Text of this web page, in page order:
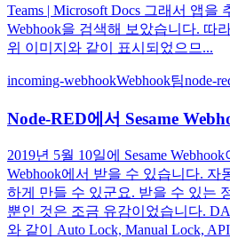
Teams | Microsoft Docs 그래서 앱을
Webhook을 검색해 보았습니다. 따
위 이미지와 같이 표시되었으므...
incoming-webhookWebhook팀node-
Node-RED에서 Sesame
2019년 5월 10일에 Sesame
Webhook에서 받을 수 있습니다. 자
하게 만들 수 있군요. 받을 수 있는
뿐인 것은 조금 유감이었습니다.
와 같이 Auto Lock, Manual Lock,